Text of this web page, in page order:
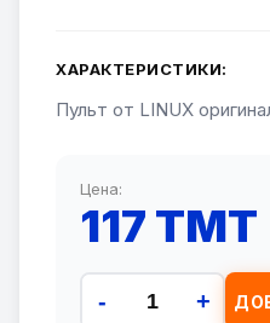
ХАРАКТЕРИСТИКИ:
Пульт от LINUX
Цена:
117 TMT
- +